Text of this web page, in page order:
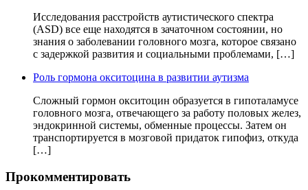
Исследования расстройств аутистического спектра
(ASD) все еще находятся в зачаточном состоянии, но
знания о заболевании головного мозга, которое связано
с задержкой развития и социальными проблемами, […]
Роль гормона окситоцина в развитии аутизма
Сложный гормон окситоцин образуется в гипоталамусе
головного мозга, отвечающего за работу половых желез,
эндокринной системы, обменные процессы. Затем он
транспортируется в мозговой придаток гипофиз, откуда
[…]
Прокомментировать